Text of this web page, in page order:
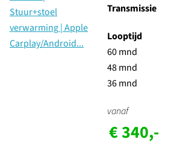
Transmissie
Looptijd
60 mnd
48 mnd
36 mnd
vanaf
€ 340,-